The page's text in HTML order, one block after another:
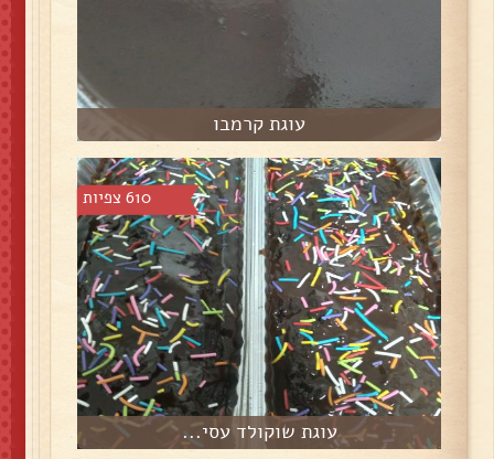
עוגת קרמבו
610 צפיות
עוגת שוקולד עסי...